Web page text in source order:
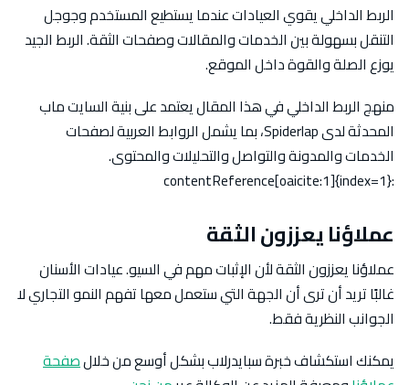
الربط الداخلي يقوي العيادات عندما يستطيع المستخدم وجوجل
التنقل بسهولة بين الخدمات والمقالات وصفحات الثقة. الربط الجيد
يوزع الصلة والقوة داخل الموقع.
منهج الربط الداخلي في هذا المقال يعتمد على بنية السايت ماب
المحدثة لدى Spiderlap، بما يشمل الروابط العربية لصفحات
الخدمات والمدونة والتواصل والتحليلات والمحتوى.
:contentReference[oaicite:1]{index=1}
عملاؤنا يعززون الثقة
عملاؤنا يعززون الثقة لأن الإثبات مهم في السيو. عيادات الأسنان
غالبًا تريد أن ترى أن الجهة التي ستعمل معها تفهم النمو التجاري لا
الجوانب النظرية فقط.
يمكنك استكشاف خبرة سبايدرلاب بشكل أوسع من خلالصفحة